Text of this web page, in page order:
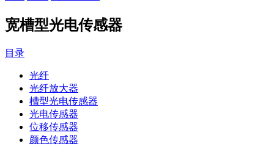
宽槽型光电传感器
目录
光纤
光纤放大器
槽型光电传感器
光电传感器
位移传感器
颜色传感器